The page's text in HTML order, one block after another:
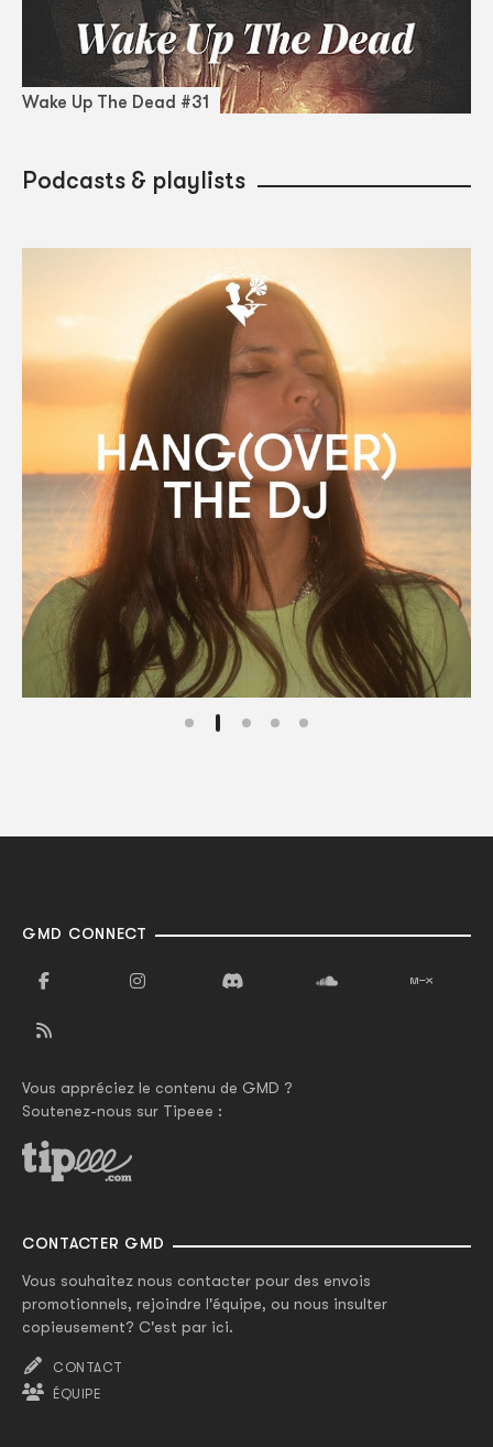
Wake Up The Dead #31
Podcasts & playlists
GMD CONNECT
Vous appréciez le contenu de GMD ?
Soutenez-nous sur Tipeee :
CONTACTER GMD
Vous souhaitez nous contacter pour des envois
promotionnels, rejoindre l'équipe, ou nous insulter
copieusement? C'est par ici.
CONTACT
ÉQUIPE